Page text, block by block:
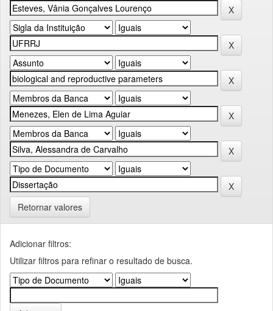
Retornar valores
Adicionar filtros:
Utilizar filtros para refinar o resultado de busca.